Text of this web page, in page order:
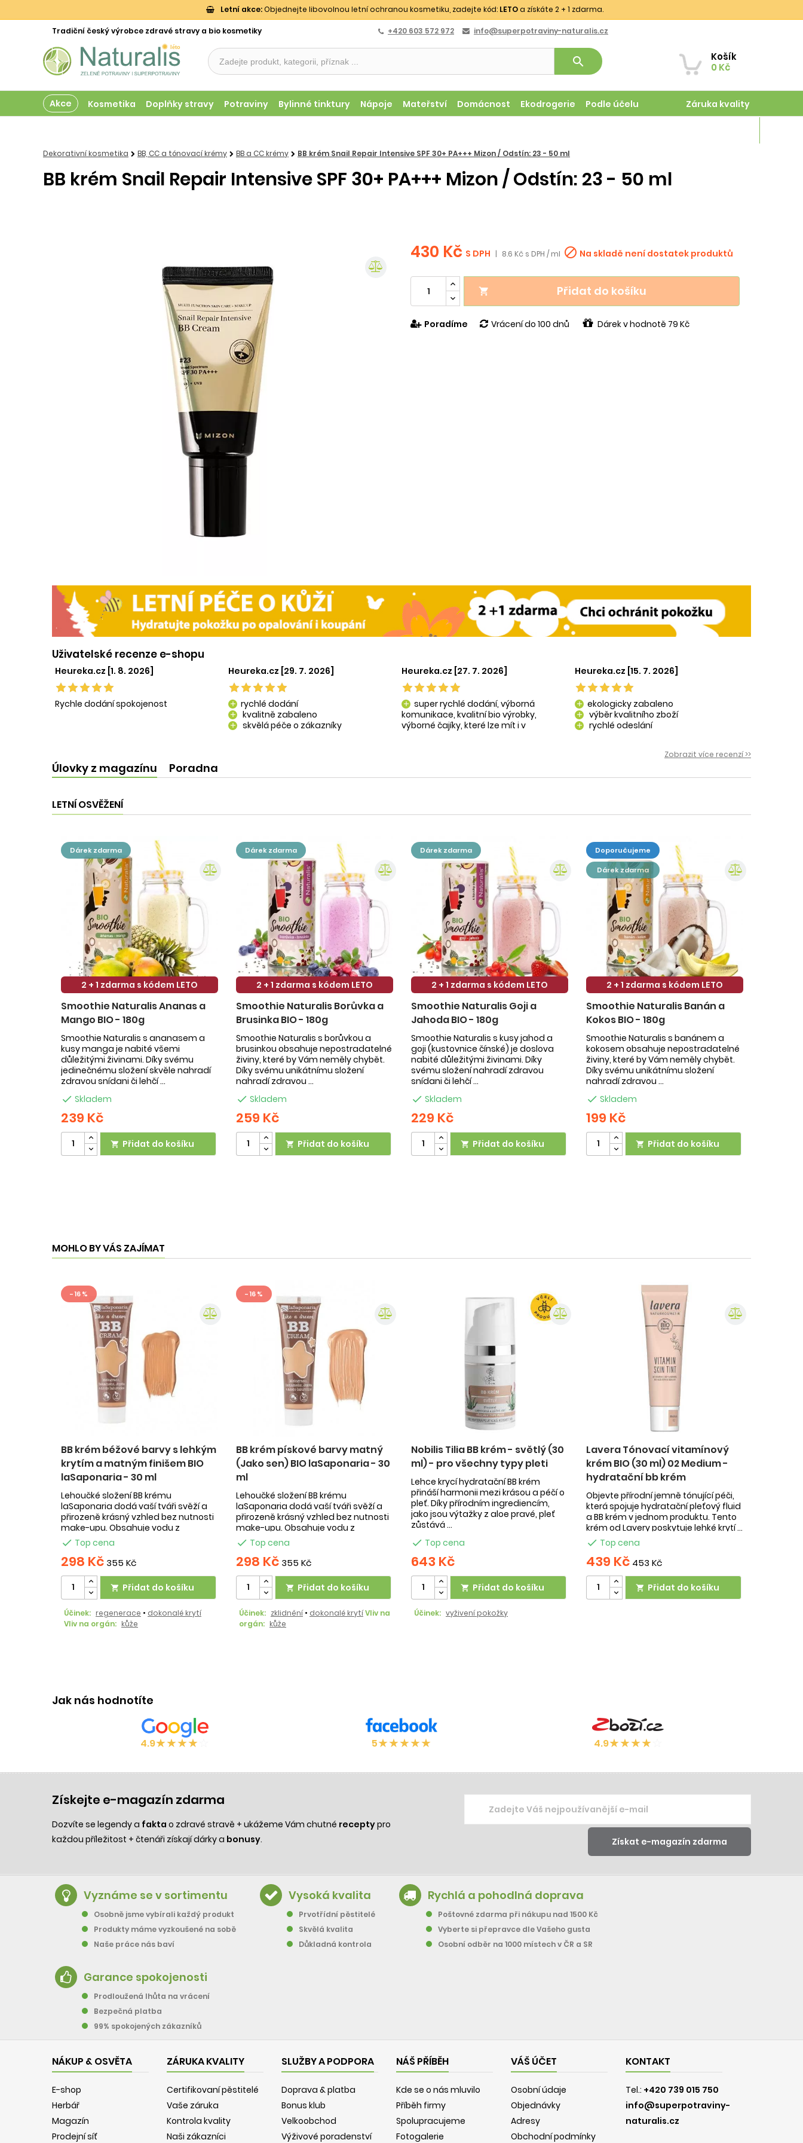
Letní akce:Objednejte libovolnou letní ochranou kosmetiku, zadejte kód: LETOa získáte 2 + 1 zdarma.
Tradiční český výrobce zdravé stravy a bio kosmetiky +420 603 572 972 info@superpotraviny-naturalis.cz
Košík
0 Kč
search
Akce Kosmetika Doplňky stravy Potraviny Bylinné tinktury Nápoje Mateřství Domácnost Ekodrogerie Podle účelu Záruka kvality
Dekorativní kosmetika BB, CC a tónovací krémy BB a CC krémy BB krém Snail Repair Intensive SPF 30+ PA+++ Mizon / Odstín: 23 - 50 ml
BB krém Snail Repair Intensive SPF 30+ PA+++ Mizon / Odstín: 23 - 50 ml
430 Kč S DPH | 8.6 Kč s DPH / ml  Na skladě není dostatek produktů
 Přidat do košíku
Poradíme Vrácení do 100 dnů Dárek v hodnotě 79 Kč
Uživatelské recenze e-shopu
Heureka.cz [1. 8. 2026]
Rychle dodání spokojenost
Heureka.cz [29. 7. 2026]
add rychlé dodání
add kvalitně zabaleno
add skvělá péče o zákazníky
Heureka.cz [27. 7. 2026]
add super rychlé dodání, výborná
komunikace, kvalitní bio výrobky,
výborné čajíky, které lze mít i v
Heureka.cz [15. 7. 2026]
add ekologicky zabaleno
add výběr kvalitního zboží
add rychlé odeslání
Zobrazit více recenzí >>
Úlovky z magazínu Poradna
LETNÍ OSVĚŽENÍ
dárek zdarma
2 + 1 zdarma s kódem LETO
Smoothie Naturalis Ananas a
Mango BIO - 180g
Smoothie Naturalis s ananasem a
kusy manga je nabité všemi
důležitými živinami. Díky svému
jedinečnému složení skvěle nahradí
zdravou snídani či lehčí ...
 Skladem
239 Kč
 Přidat do košíku
dárek zdarma
2 + 1 zdarma s kódem LETO
Smoothie Naturalis Borůvka a
Brusinka BIO - 180g
Smoothie Naturalis s borůvkou a
brusinkou obsahuje nepostradatelné
živiny, které by Vám neměly chybět.
Díky svému unikátnímu složení
nahradí zdravou ...
 Skladem
259 Kč
 Přidat do košíku
dárek zdarma
2 + 1 zdarma s kódem LETO
Smoothie Naturalis Goji a
Jahoda BIO - 180g
Smoothie Naturalis s kusy jahod a
goji (kustovnice čínské) je doslova
nabité důležitými živinami. Díky
svému složení nahradí zdravou
snídani či lehčí ...
 Skladem
229 Kč
 Přidat do košíku
doporučujeme
dárek zdarma
2 + 1 zdarma s kódem LETO
Smoothie Naturalis Banán a
Kokos BIO - 180g
Smoothie Naturalis s banánem a
kokosem obsahuje nepostradatelné
živiny, které by Vám neměly chybět.
Díky svému unikátnímu složení
nahradí zdravou ...
 Skladem
199 Kč
 Přidat do košíku
MOHLO BY VÁS ZAJÍMAT
- 16 %
BB krém béžové barvy s lehkým
krytím a matným finišem BIO
laSaponaria - 30 ml
Lehoučké složení BB krému
laSaponaria dodá vaší tváři svěží a
přirozeně krásný vzhled bez nutnosti
make-upu. Obsahuje vodu z
granátového jablka, lískové ...
 Top cena
298 Kč 355 Kč
 Přidat do košíku
Účinek: regenerace • dokonalé krytí
Vliv na orgán: kůže
- 16 %
BB krém pískové barvy matný
(Jako sen) BIO laSaponaria - 30
ml
Lehoučké složení BB krému
laSaponaria dodá vaší tváři svěží a
přirozeně krásný vzhled bez nutnosti
make-upu. Obsahuje vodu z
granátového jablka, lískové ...
 Top cena
298 Kč 355 Kč
 Přidat do košíku
Účinek: zklidnění• dokonalé krytíVliv na
orgán: kůže
Nobilis Tilia BB krém - světlý (30
ml) - pro všechny typy pleti
Lehce krycí hydratační BB krém
přináší harmonii mezi krásou a péčí o
pleť. Díky přírodním ingrediencím,
jako jsou výtažky z aloe pravé, pleť
zůstává ...
 Top cena
643 Kč
 Přidat do košíku
Účinek: vyživení pokožky
Lavera Tónovací vitamínový
krém BIO (30 ml) 02 Medium -
hydratační bb krém
Objevte přírodní jemně tónující péči,
která spojuje hydratační pleťový fluid
a BB krém v jednom produktu. Tento
krém od Lavery poskytuje lehké krytí ...
 Top cena
439 Kč 453 Kč
 Přidat do košíku
Jak nás hodnotíte
4.9★★★★ 5★★★★★ 4.9★★★★
Získejte e-magazín zdarma
Dozvíte se legendy a fakta o zdravé stravě + ukážeme Vám chutné receptypro
každou příležitost + čtenáři získají dárky a bonusy.
Vyznáme se v sortimentu
Osobně jsme vybírali každý produkt
Produkty máme vyzkoušené na sobě
Naše práce nás baví
Vysoká kvalita
Prvotřídní pěstitelé
Skvělá kvalita
Důkladná kontrola
Rychlá a pohodlná doprava
Poštovné zdarma při nákupu nad 1500 Kč
Vyberte si přepravce dle Vašeho gusta
Osobní odběr na 1000 místech v ČR a SR
Garance spokojenosti
Prodloužená lhůta na vrácení
Bezpečná platba
99% spokojených zákazníků
NÁKUP & OSVĚTA
E-shop
Herbář
Magazín
Prodejní síť
ZÁRUKA KVALITY
Certifikovaní pěstitelé
Vaše záruka
Kontrola kvality
Naši zákazníci
SLUŽBY A PODPORA
Doprava & platba
Bonus klub
Velkoobchod
Výživové poradenství
NÁŠ PŘÍBĚH
Kde se o nás mluvilo
Příběh firmy
Spolupracujeme
Fotogalerie
VÁŠ ÚČET
Osobní údaje
Objednávky
Adresy
Obchodní podmínky
KONTAKT
Tel.: +420 739 015 750
info@superpotraviny-
naturalis.cz